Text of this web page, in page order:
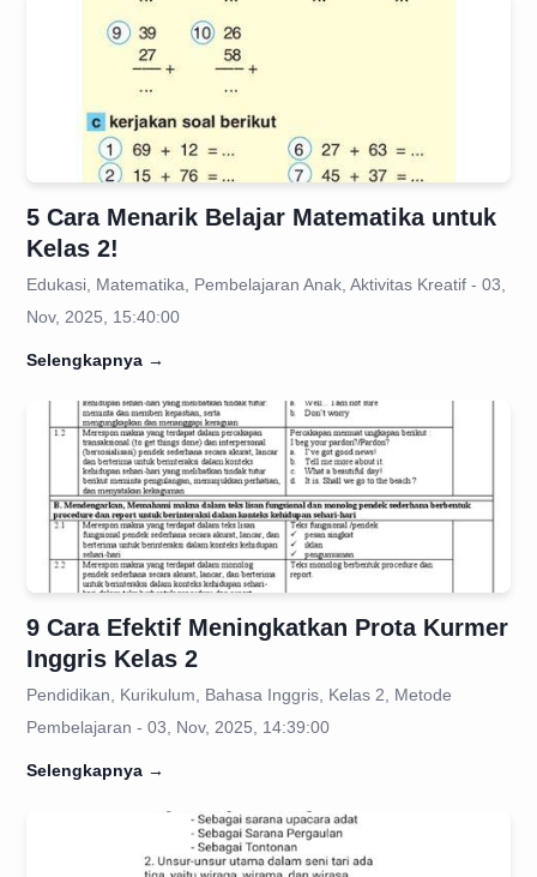
5 Cara Menarik Belajar Matematika untuk
Kelas 2!
Edukasi, Matematika, Pembelajaran Anak, Aktivitas Kreatif - 03,
Nov, 2025, 15:40:00
Selengkapnya →
9 Cara Efektif Meningkatkan Prota Kurmer
Inggris Kelas 2
Pendidikan, Kurikulum, Bahasa Inggris, Kelas 2, Metode
Pembelajaran - 03, Nov, 2025, 14:39:00
Selengkapnya →